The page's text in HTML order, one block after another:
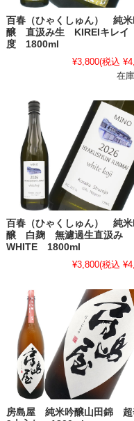
百春（ひゃくしゅん） 純米
醸 直汲み生 KIREIキレ
度 1800ml
¥3,800(税込
在
百春（ひゃくしゅん） 純米
醸 白麹 無濾過生直汲み
WHITE 1800ml
¥3,800(税込
房島屋 純米吟醸山田錦 超